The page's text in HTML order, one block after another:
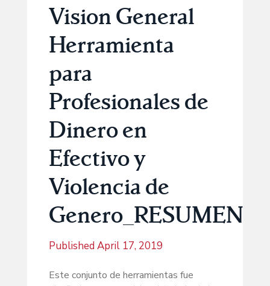
Vision General
Herramienta
para
Profesionales de
Dinero en
Efectivo y
Violencia de
Genero_RESUMEN
Published April 17, 2019
Este conjunto de herramientas fue